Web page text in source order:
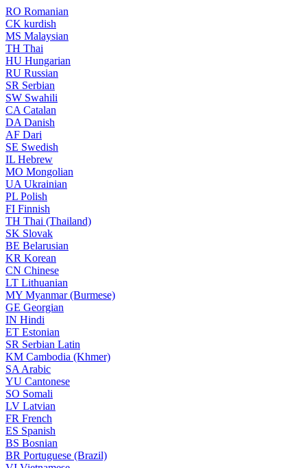
RO Romanian
CK kurdish
MS Malaysian
TH Thai
HU Hungarian
RU Russian
SR Serbian
SW Swahili
CA Catalan
DA Danish
AF Dari
SE Swedish
IL Hebrew
MO Mongolian
UA Ukrainian
PL Polish
FI Finnish
TH Thai (Thailand)
SK Slovak
BE Belarusian
KR Korean
CN Chinese
LT Lithuanian
MY Myanmar (Burmese)
GE Georgian
IN Hindi
ET Estonian
SR Serbian Latin
KM Cambodia (Khmer)
SA Arabic
YU Cantonese
SO Somali
LV Latvian
FR French
ES Spanish
BS Bosnian
BR Portuguese (Brazil)